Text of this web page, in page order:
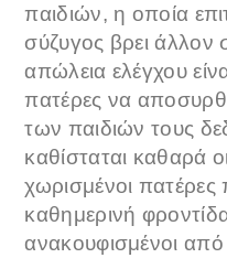
παιδιών, η οποία
σύζυγος βρει
απώλεια ελέγχου
πατέρες να
των παιδιών τους
καθίσταται καθαρά
χωρισμένοι πατέρες
καθημερινή
ανακουφισμένοι